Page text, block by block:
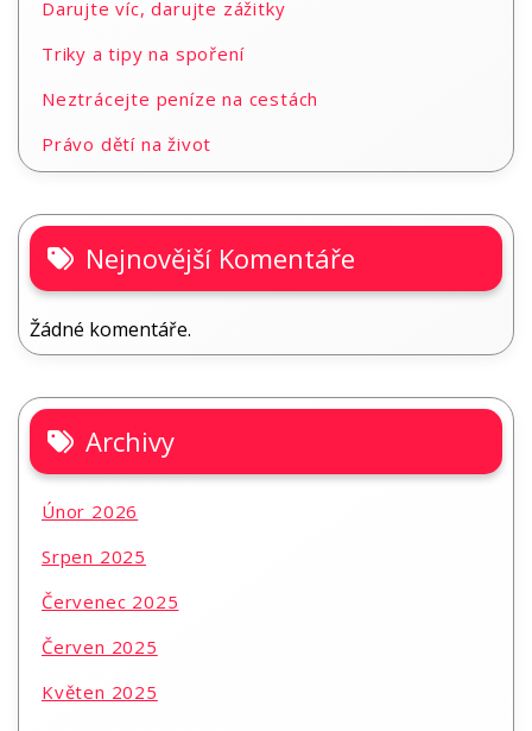
Darujte víc, darujte zážitky
Triky a tipy na spoření
Neztrácejte peníze na cestách
Právo dětí na život
Nejnovější Komentáře
Žádné komentáře.
Archivy
Únor 2026
Srpen 2025
Červenec 2025
Červen 2025
Květen 2025